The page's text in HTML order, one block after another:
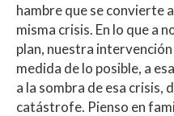
hambre que se convierte
misma crisis. En lo que a
plan, nuestra
medida de lo posible, a
a la sombra de esa crisis,
catástrofe. Pienso en